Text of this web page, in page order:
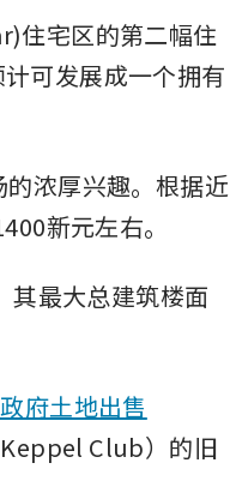
住宅区的第二幅住
可发展成一个拥有
浓厚兴趣。根据近
新元左右。
最大总建筑楼面
府土地出售
Club）的旧